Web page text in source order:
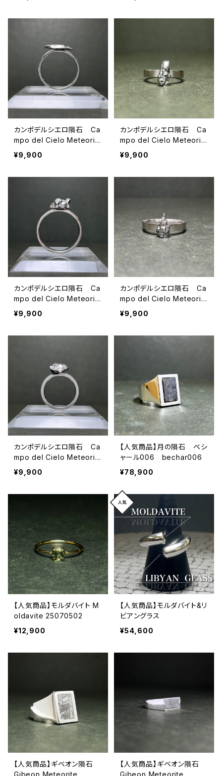
カンポデルシエロ隕石 Ca
mpo del Cielo Meteorit
e 24100405
¥9,900
カンポデルシエロ隕石 Ca
mpo del Cielo Meteorit
e 24092402
¥9,900
カンポデルシエロ隕石 Ca
mpo del Cielo Meteorit
e 24092407
¥9,900
カンポデルシエロ隕石 Ca
mpo del Cielo Meteorit
e 24092410
¥9,900
カンポデルシエロ隕石 Ca
mpo del Cielo Meteorit
e 24100402
¥9,900
【人気商品】月の隕石 ベシ
ャール006 bechar006
¥78,900
【人気商品】モルダバイト M
oldavite 25070502
¥12,900
【人気商品】モルダバイト&リ
ビアングラス
¥54,600
【人気商品】ギベオン隕石
Gibeon Meteorite
【人気商品】ギベオン隕石
Gibeon Meteorite